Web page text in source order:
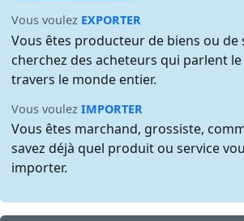
Vous voulez EXPORTER
Vous êtes producteur de biens ou de
cherchez des acheteurs qui parlent le
travers le monde entier.
Vous voulezIMPORTER
Vous êtes marchand, grossiste,
savez déjà quel produit ou service
importer.